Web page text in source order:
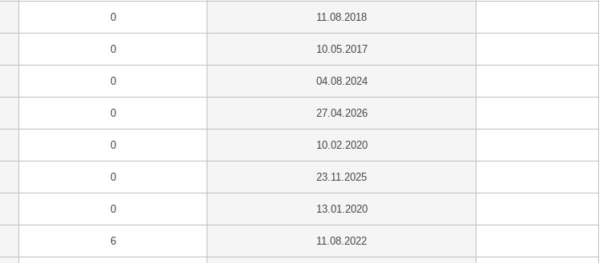
0 11.08.2018
0 10.05.2017
0 04.08.2024
0 27.04.2026
0 10.02.2020
0 23.11.2025
0 13.01.2020
6 11.08.2022